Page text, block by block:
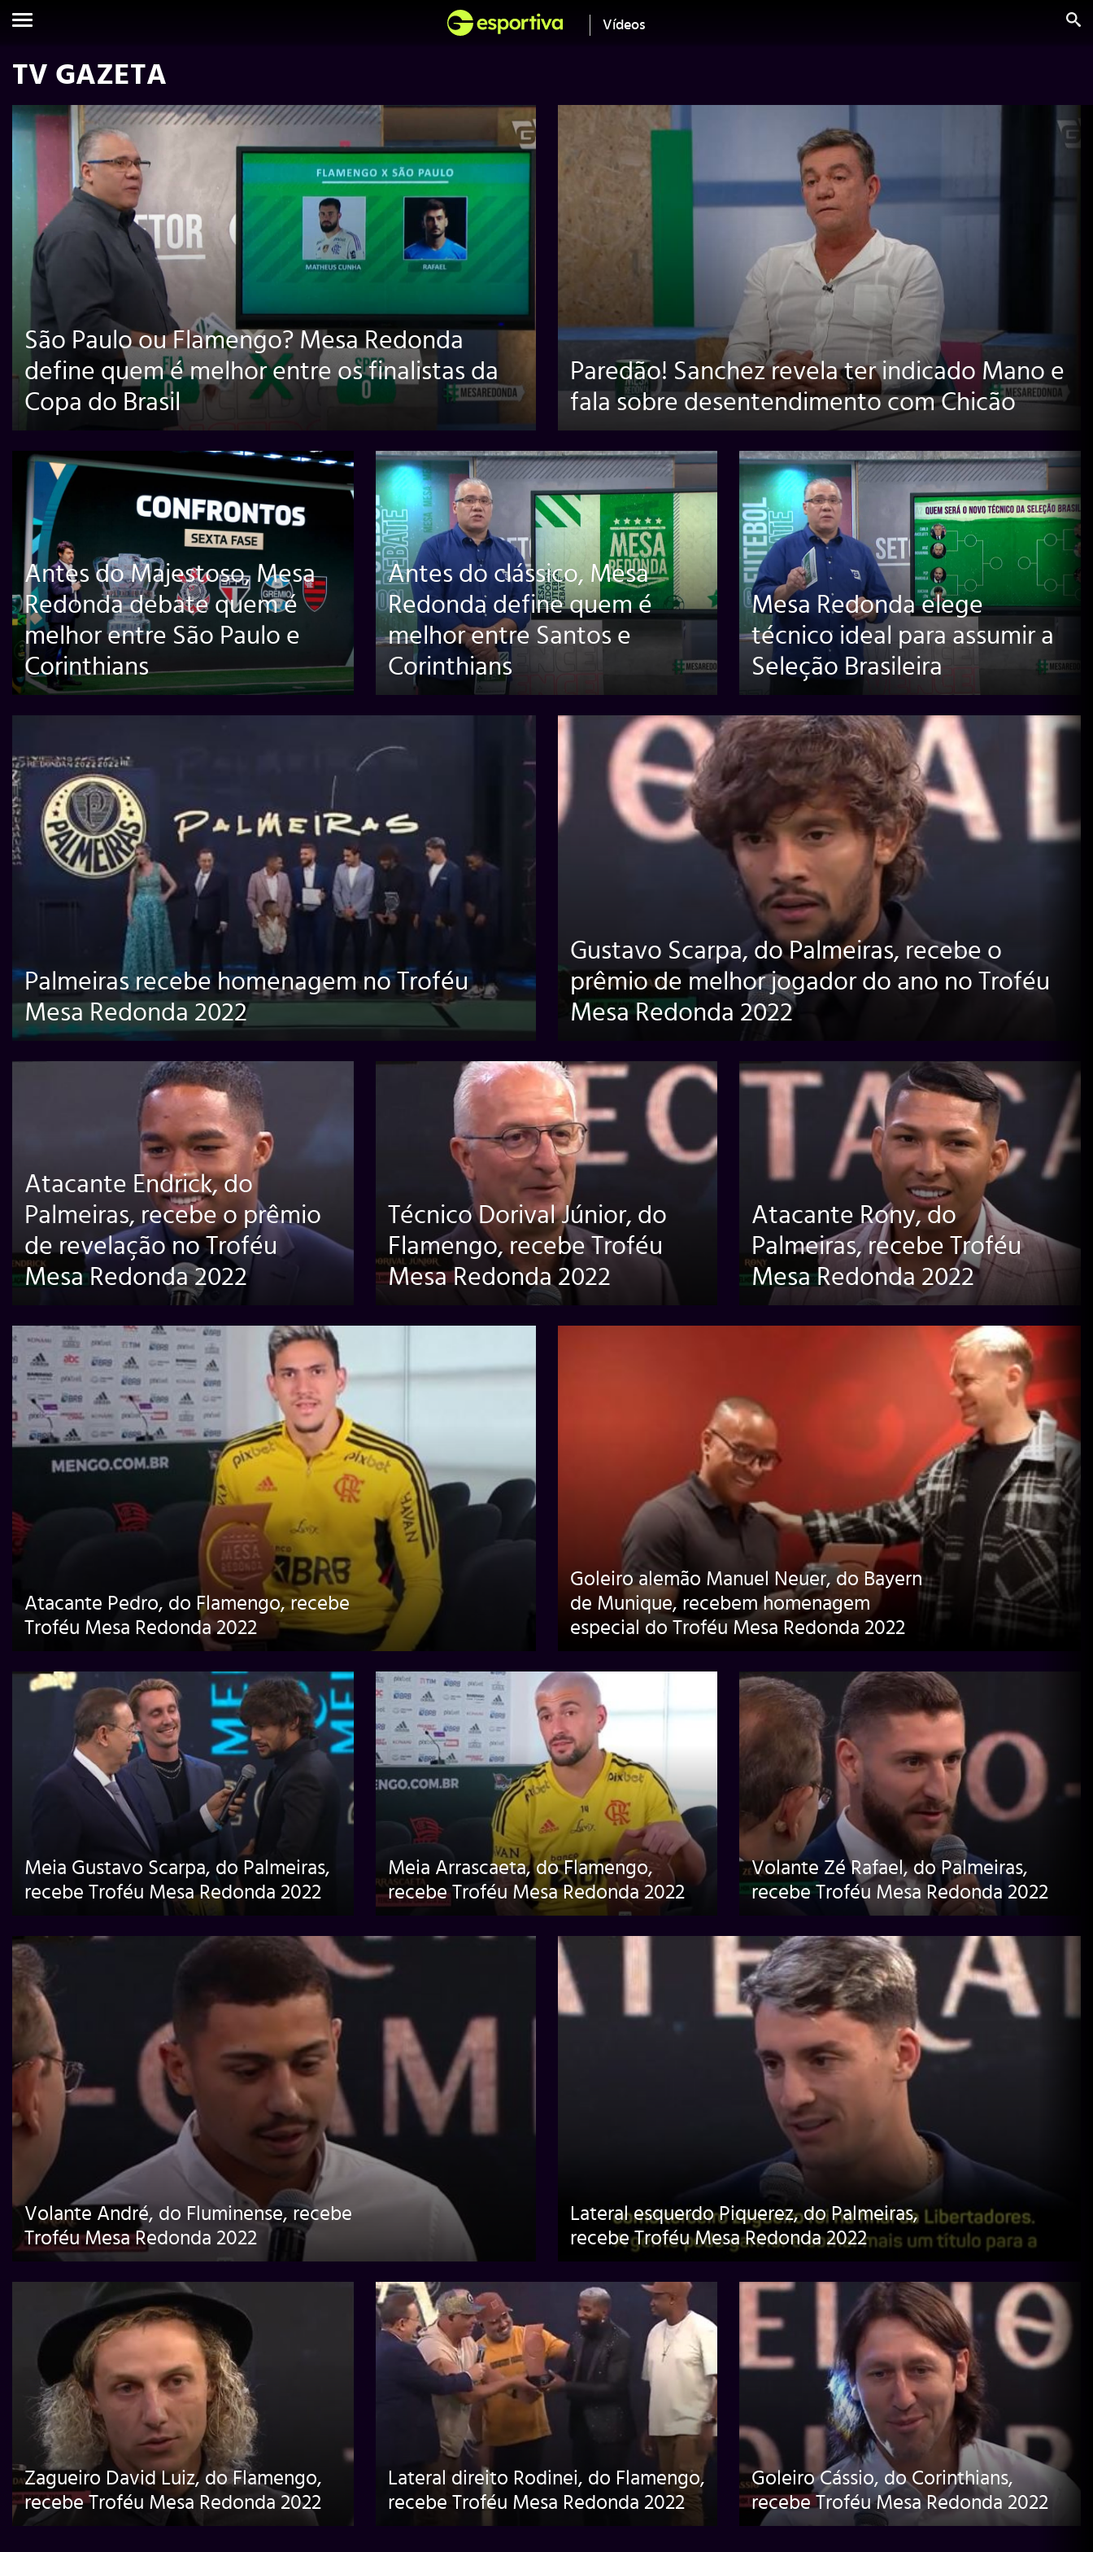
Vídeos
TV GAZETA
São Paulo ou Flamengo? Mesa Redonda
define quem é melhor entre os finalistas da
Copa do Brasil
Paredão! Sanchez revela ter indicado Mano e
fala sobre desentendimento com Chicão
Antes do Majestoso, Mesa
Redonda debate quem é
melhor entre São Paulo e
Corinthians
Antes do clássico, Mesa
Redonda define quem é
melhor entre Santos e
Corinthians
Mesa Redonda elege
técnico ideal para assumir a
Seleção Brasileira
Palmeiras recebe homenagem no Troféu
Mesa Redonda 2022
Gustavo Scarpa, do Palmeiras, recebe o
prêmio de melhor jogador do ano no Troféu
Mesa Redonda 2022
Atacante Endrick, do
Palmeiras, recebe o prêmio
de revelação no Troféu
Mesa Redonda 2022
Técnico Dorival Júnior, do
Flamengo, recebe Troféu
Mesa Redonda 2022
Atacante Rony, do
Palmeiras, recebe Troféu
Mesa Redonda 2022
Atacante Pedro, do Flamengo, recebe
Troféu Mesa Redonda 2022
Goleiro alemão Manuel Neuer, do Bayern
de Munique, recebem homenagem
especial do Troféu Mesa Redonda 2022
Meia Gustavo Scarpa, do Palmeiras,
recebe Troféu Mesa Redonda 2022
Meia Arrascaeta, do Flamengo,
recebe Troféu Mesa Redonda 2022
Volante Zé Rafael, do Palmeiras,
recebe Troféu Mesa Redonda 2022
Volante André, do Fluminense, recebe
Troféu Mesa Redonda 2022
Lateral esquerdo Piquerez, do Palmeiras,
recebe Troféu Mesa Redonda 2022
Zagueiro David Luiz, do Flamengo,
recebe Troféu Mesa Redonda 2022
Lateral direito Rodinei, do Flamengo,
recebe Troféu Mesa Redonda 2022
Goleiro Cássio, do Corinthians,
recebe Troféu Mesa Redonda 2022